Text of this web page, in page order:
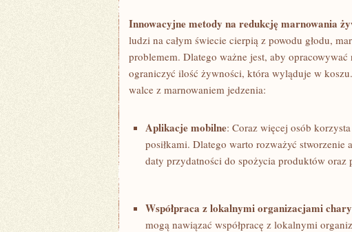
Innowacyjne metody⁤ na redukcję marnowania
ludzi na całym⁢ świecie cierpią z powodu głodu,
problemem. Dlatego ważne jest, aby
ograniczyć ‍ilość ⁤żywności, która wyląduje w
walce z marnowaniem ‌jedzenia:
Aplikacje ‍mobilne: Coraz więcej osób
posiłkami. Dlatego warto rozważyć
daty przydatności⁤ do spożycia produktów
Współpraca z lokalnymi organizacjami
mogą⁣ nawiązać współpracę z lokalnymi‍